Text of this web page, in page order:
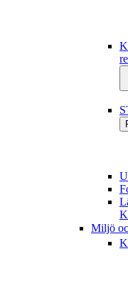
Miljö